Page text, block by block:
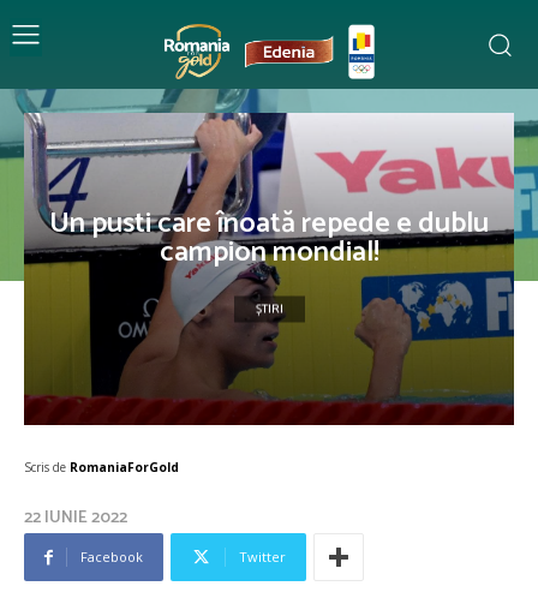
Un pusti care înoată repede e dublu
campion mondial!
ȘTIRI
Scris de RomaniaForGold
22 IUNIE 2022
Facebook Twitter